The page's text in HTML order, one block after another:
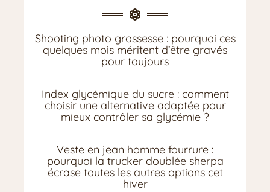
Shooting photo grossesse : pourquoi ces
quelques mois méritent d’être gravés
pour toujours
Index glycémique du sucre : comment
choisir une alternative adaptée pour
mieux contrôler sa glycémie ?
Veste en jean homme fourrure :
pourquoi la trucker doublée sherpa
écrase toutes les autres options cet
hiver